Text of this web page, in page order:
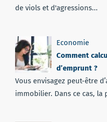
de viols et d'agressions...
Economie
Comment
d’emprunt ?
Vous envisagez peut-être
immobilier. Dans ce cas, la